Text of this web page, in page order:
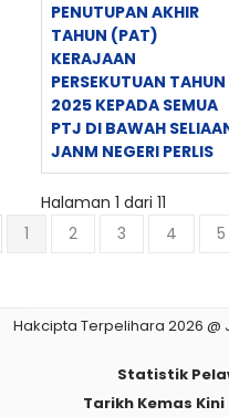
PENUTUPAN AKHIR
TAHUN (PAT)
KERAJAAN
PERSEKUTUAN TAHUN
2025 KEPADA SEMUA
PTJ DI BAWAH
JANM NEGERI PERLIS
Halaman 1 dari 11
1
2 3 4 5
Hakcipta Terpelihara 2026
Statistik
Tarikh Kemas Kini